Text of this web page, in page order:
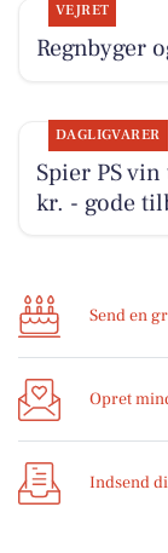
VEJRET
Regnbyger
DAGLIGVARER
Spier PS
kr. - gode
Send en
Opret
Indsend